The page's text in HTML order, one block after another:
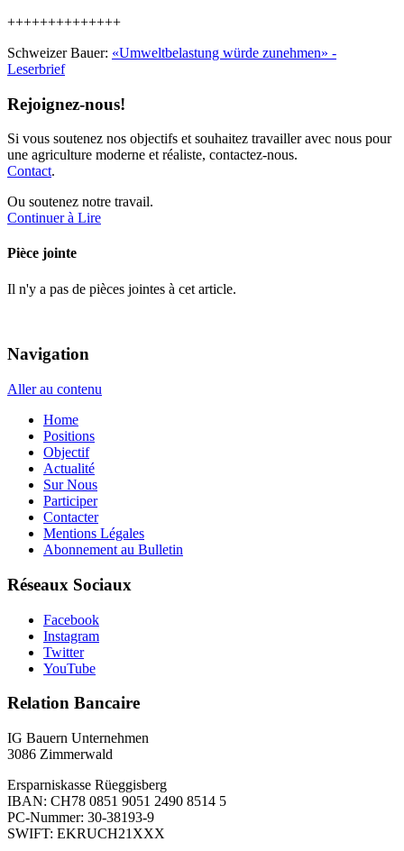
++++++++++++++
Schweizer Bauer: «Umweltbelastung würde zunehmen» -
Leserbrief
Rejoignez-nous!
Si vous soutenez nos objectifs et souhaitez travailler avec nous pour
une agriculture moderne et réaliste, contactez-nous.
Contact.
Ou soutenez notre travail.
Continuer à Lire
Pièce jointe
Il n'y a pas de pièces jointes à cet article.
Navigation
Aller au contenu
Home
Positions
Objectif
Actualité
Sur Nous
Participer
Contacter
Mentions Légales
Abonnement au Bulletin
Réseaux Sociaux
Facebook
Instagram
Twitter
YouTube
Relation Bancaire
IG Bauern Unternehmen
3086 Zimmerwald
Ersparniskasse Rüeggisberg
IBAN: CH78 0851 9051 2490 8514 5
PC-Nummer: 30-38193-9
SWIFT: EKRUCH21XXX